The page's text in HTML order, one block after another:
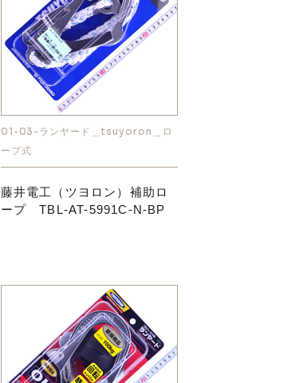
01-03-ランヤード＿tsuyoron＿ロ
ープ式
藤井電工（ツヨロン）補助ロ
ープ TBL-AT-5991C-N-BP